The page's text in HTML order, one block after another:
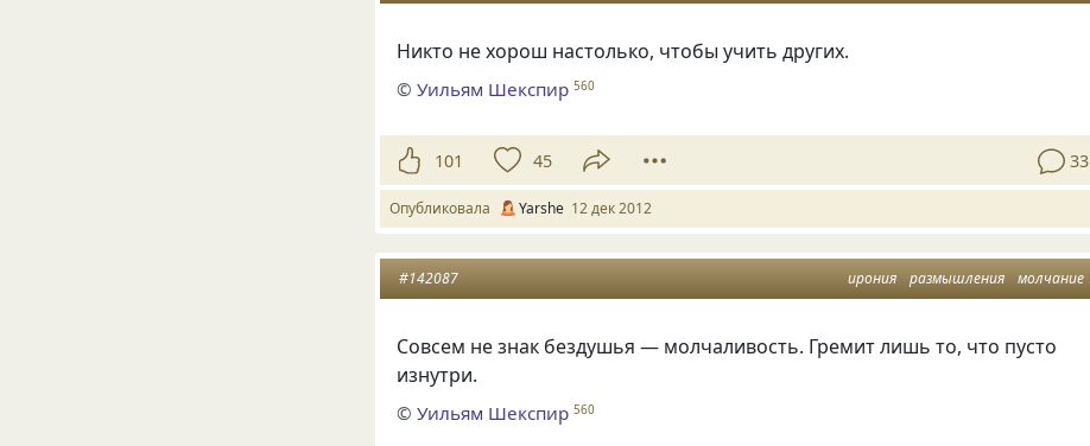
Никто не хорош настолько, чтобы учить других.
©Уильям Шекспир 560
101 45 33
Опубликовала Yarshe 12 дек 2012
ирония размышления молчание
#142087
Совсем не знак бездушья — молчаливость. Гремит лишь то, что пусто
изнутри.
©Уильям Шекспир 560